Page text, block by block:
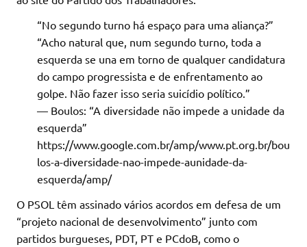
“No segundo turno há espaço para uma aliança?”
“Acho natural que, num segundo turno, toda a
esquerda se una em torno de qualquer candidatura
do campo progressista e de enfrentamento ao
golpe. Não fazer isso seria suicídio político.”
— Boulos: “A diversidade não impede a unidade da
esquerda”
https://www.google.com.br/amp/www.pt.org.br/bou
los-a-diversidade-nao-impede-aunidade-da-
esquerda/amp/
O PSOL têm assinado vários acordos em defesa de um
“projeto nacional de desenvolvimento” junto com
partidos burgueses, PDT, PT e PCdoB, como o